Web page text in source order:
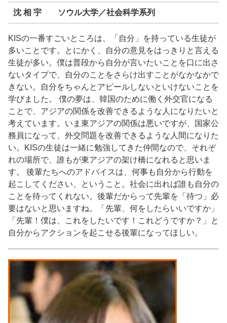
沈 相 宇 ソウル大学／社会科学系列
KISの一番すごいところは、「自分」を持っている生徒が
多いことです。とにかく、自分の意見をはっきりと言える
生徒が多い。僕は普段から自分が言いたいことを口に出さ
ないタイプで、自分のことをさらけ出すことがなかなかで
きない。自分をちゃんとアピールしないといけないことを
学びました。 僕の夢は、韓国のために働く外交官になる
ことで、アジアの関係を改善できるような人になりたいと
考えています。いま東アジアの関係は悪いですが、国家公
務員になって、外交問題を改善できるような人間になりた
い。KISの生徒は一緒に勉強してきた仲間なので、それぞ
れの場所で、誰もが東アジアの架け橋になれると思いま
す。 後輩たちへのアドバイスは、何事も自分から行動を
起こしてください、ということ。社会に出れば誰も自分の
ことを待ってくれない。後輩だからって先輩を「待つ」必
要はないと思いますね。「先輩、何をしたらいいですか」
「先輩！僕は、これをしたいです！これどうですか？」と
自分からアクションを起こせる後輩になってほしい。